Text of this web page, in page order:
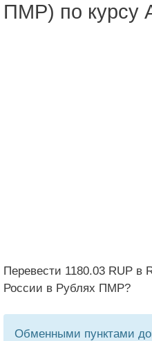
ПМР) по курсу
Перевести 1180.03 RUP в
России в Рублях ПМР?
Обменными пунктами